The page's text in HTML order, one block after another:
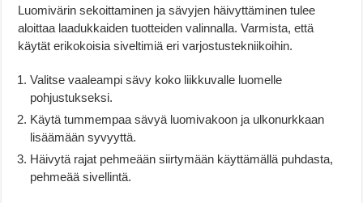
Luomivärin sekoittaminen ja sävyjen häivyttäminen tulee
aloittaa laadukkaiden tuotteiden valinnalla. Varmista, että
käytät erikokoisia siveltimiä eri varjostustekniikoihin.
Valitse vaaleampi sävy koko liikkuvalle luomelle
pohjustukseksi.
Käytä tummempaa sävyä luomivakoon ja ulkonurkkaan
lisäämään syvyyttä.
Häivytä rajat pehmeään siirtymään käyttämällä puhdasta,
pehmeää sivellintä.